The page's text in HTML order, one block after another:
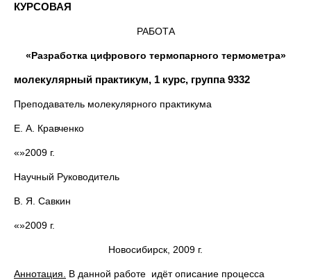
КУРСОВАЯ
РАБОТА
«Разработка цифрового термопарного термометра»
молекулярный практикум, 1 курс, группа 9332
Преподаватель молекулярного практикума
Е. А. Кравченко
«»2009 г.
Научный Руководитель
В. Я. Савкин
«»2009 г.
Новосибирск, 2009 г.
Аннотация.
В данной работе идёт описание процесса